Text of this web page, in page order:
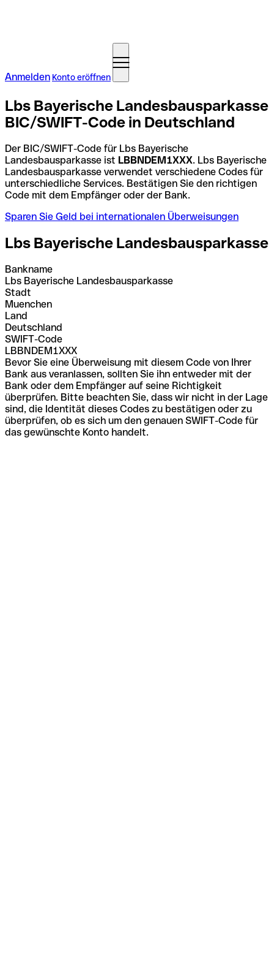
Anmelden Konto eröffnen
Lbs Bayerische Landesbausparkasse
BIC/SWIFT-Code in Deutschland
Der BIC/SWIFT-Code für Lbs Bayerische
Landesbausparkasse ist LBBNDEM1XXX. Lbs Bayerische
Landesbausparkasse verwendet verschiedene Codes für
unterschiedliche Services. Bestätigen Sie den richtigen
Code mit dem Empfänger oder der Bank.
Sparen Sie Geld bei internationalen Überweisungen
Lbs Bayerische Landesbausparkasse
Bankname
Lbs Bayerische Landesbausparkasse
Stadt
Muenchen
Land
Deutschland
SWIFT-Code
LBBNDEM1XXX
Bevor Sie eine Überweisung mit diesem Code von Ihrer
Bank aus veranlassen, sollten Sie ihn entweder mit der
Bank oder dem Empfänger auf seine Richtigkeit
überprüfen. Bitte beachten Sie, dass wir nicht in der Lage
sind, die Identität dieses Codes zu bestätigen oder zu
überprüfen, ob es sich um den genauen SWIFT-Code für
das gewünschte Konto handelt.